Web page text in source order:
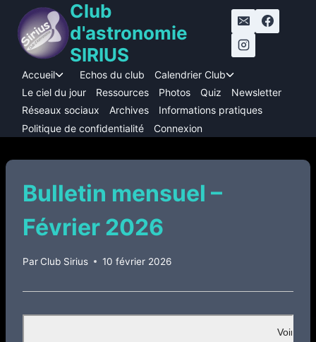
contenu
Club
d'astronomie
SIRIUS
Accueil
Ouvrir/fermer
le
menu
enfant
Echos du club Calendrier Club
le
menu
Le ciel du jour Ressources Photos Quiz
Newsletter
Réseaux sociaux
Archives
Informations pratiques
Politique de confidentialité
Connexion
Bulletin mensuel –
Février 2026
ParClub Sirius 10 février 2026